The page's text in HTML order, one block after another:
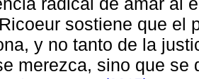
sostiene que el
y no tanto de la
merezca, sino que se